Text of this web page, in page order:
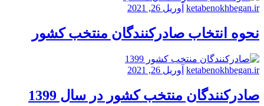
ketabenokhbegan.ir آوریل 26, 2021
نحوه انتخاب صادرکنندگان منتخب کشور
ketabenokhbegan.ir آوریل 26, 2021
صادرکنندگان منتخب کشور در سال 1399